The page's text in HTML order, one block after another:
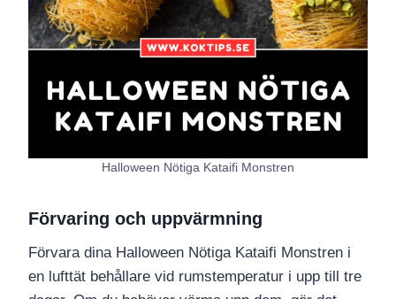
Halloween Nötiga Kataifi Monstren
Förvaring och uppvärmning
Förvara dina Halloween Nötiga Kataifi Monstren i
en lufttät behållare vid rumstemperatur i upp till tre